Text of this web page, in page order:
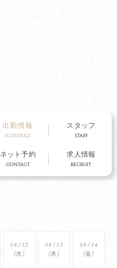
出勤情報
scHedule
スタッフ
staff
ネット予約
contact
求人情報
recruit
08/12
(水)
08/13
(木)
08/14
(金)